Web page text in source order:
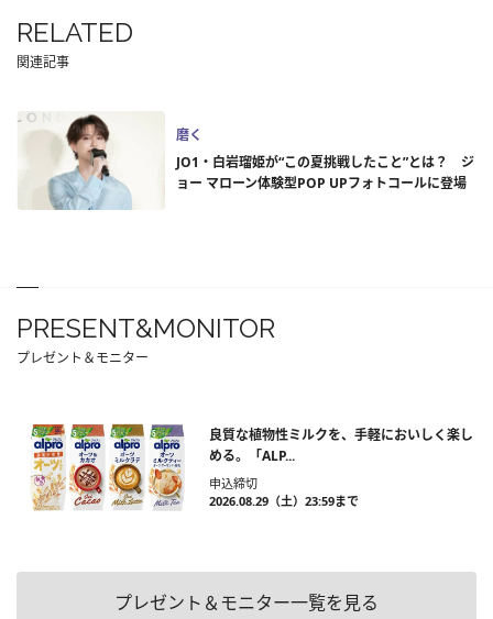
RELATED
関連記事
磨く
JO1・白岩瑠姫が“この夏挑戦したこと”とは？ ジ
ョー マローン体験型POP UPフォトコールに登場
PRESENT&MONITOR
プレゼント＆モニター
良質な植物性ミルクを、手軽においしく楽し
める。「ALP...
申込締切
2026.08.29（土）23:59まで
プレゼント＆モニター一覧を見る